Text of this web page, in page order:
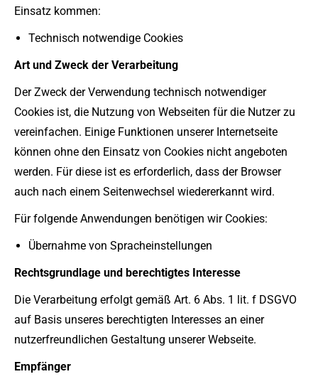
Einsatz kommen:
Technisch notwendige Cookies
Art und Zweck der Verarbeitung
Der Zweck der Verwendung technisch notwendiger
Cookies ist, die Nutzung von Webseiten für die Nutzer zu
vereinfachen. Einige Funktionen unserer Internetseite
können ohne den Einsatz von Cookies nicht angeboten
werden. Für diese ist es erforderlich, dass der Browser
auch nach einem Seitenwechsel wiedererkannt wird.
Für folgende Anwendungen benötigen wir Cookies:
Übernahme von Spracheinstellungen
Rechtsgrundlage und berechtigtes Interesse
Die Verarbeitung erfolgt gemäß Art. 6 Abs. 1 lit. f DSGVO
auf Basis unseres berechtigten Interesses an einer
nutzerfreundlichen Gestaltung unserer Webseite.
Empfänger